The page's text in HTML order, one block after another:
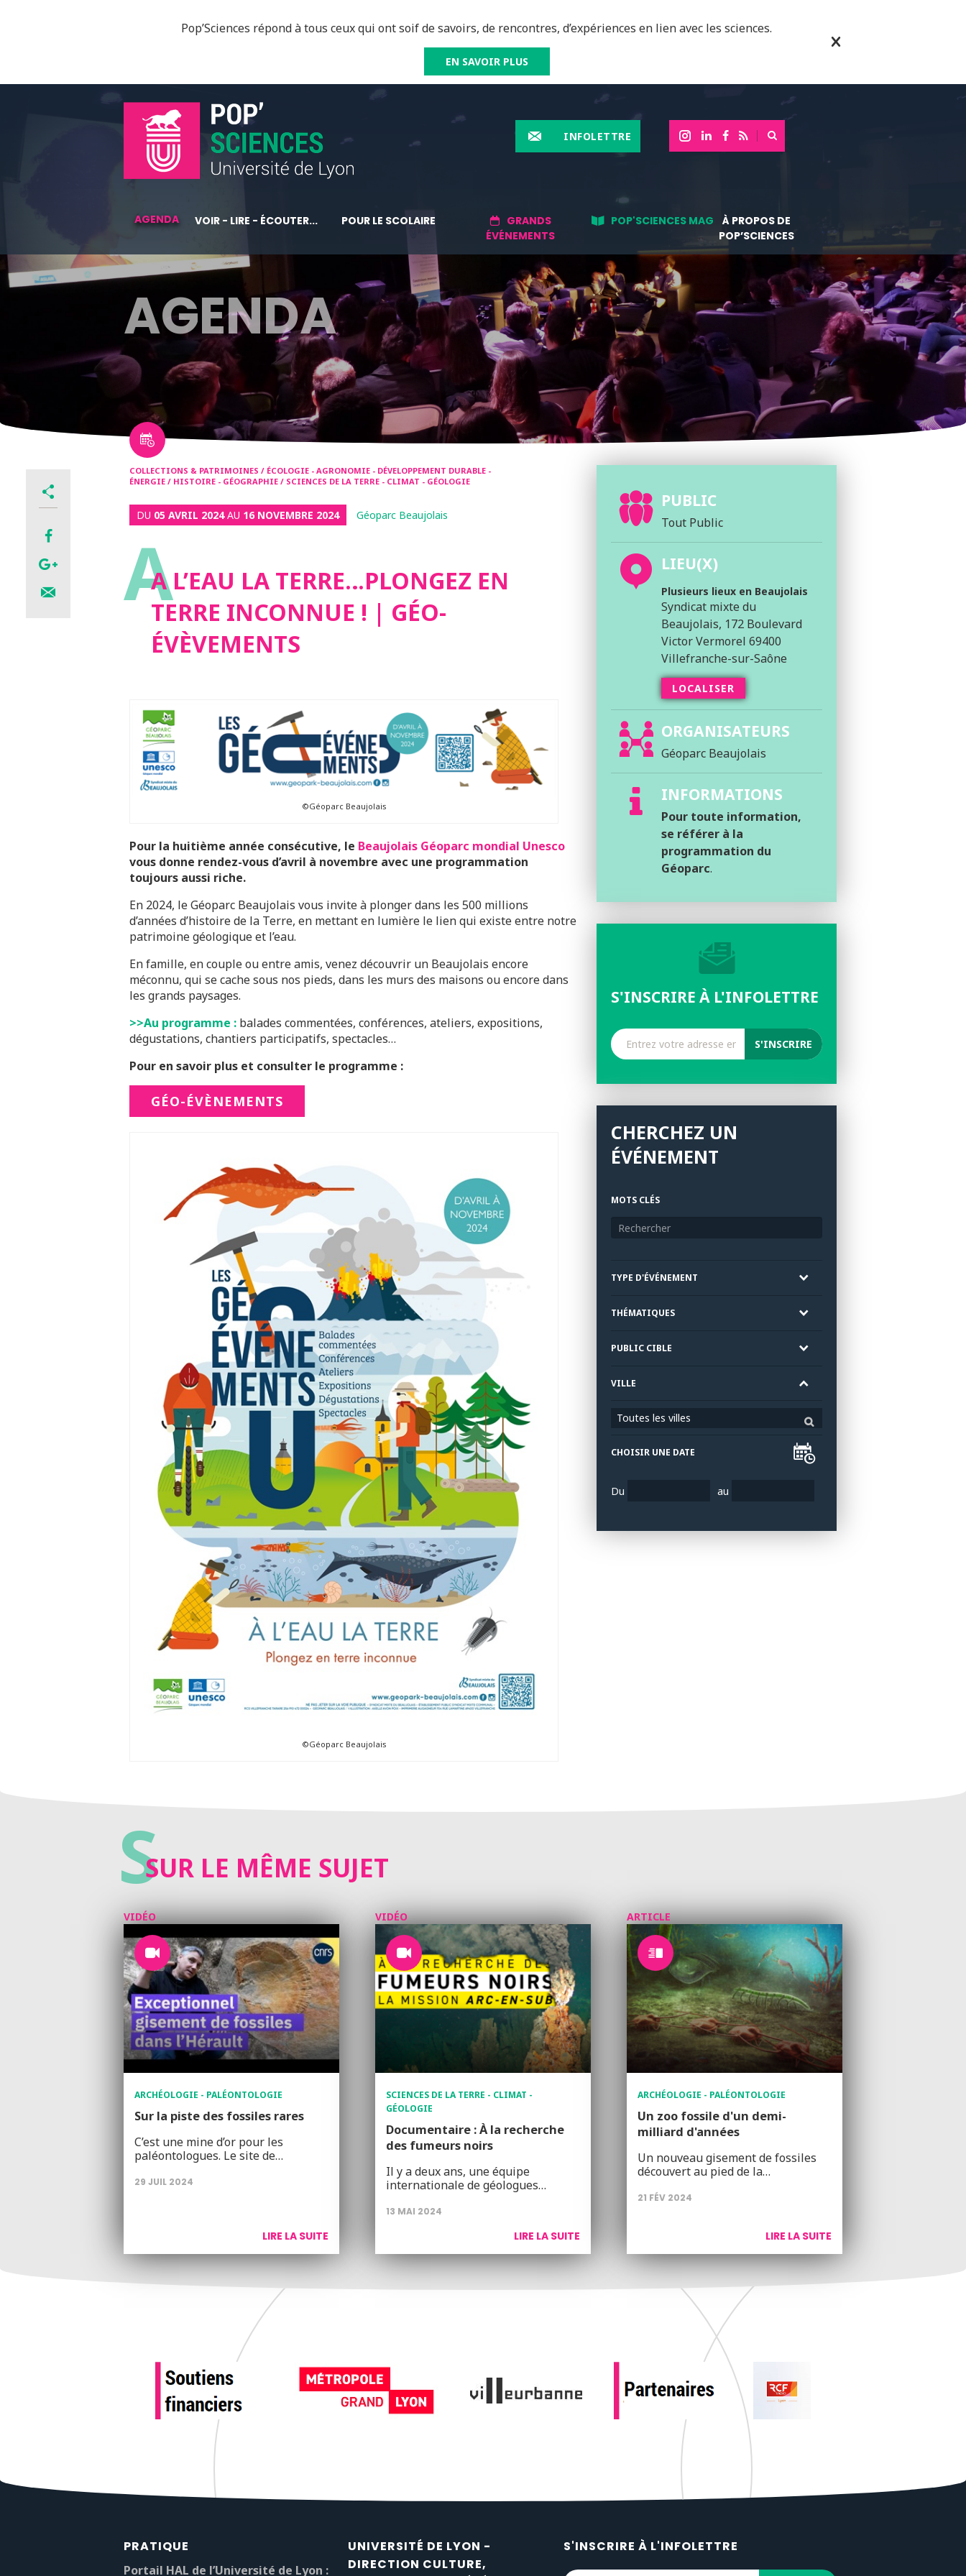
Pop’Sciences répond à tous ceux qui ont soif de savoirs, de rencontres, d’expériences en lien avec les sciences.
EN SAVOIR PLUS
INFOLETTRE
AGENDA VOIR - LIRE - ÉCOUTER... POUR LE SCOLAIRE
GRANDS
ÉVÉNEMENTS
POP'SCIENCES MAG
À PROPOS DE
POP’SCIENCES
AGENDA
COLLECTIONS & PATRIMOINES / ÉCOLOGIE - AGRONOMIE - DÉVELOPPEMENT DURABLE -
ÉNERGIE / HISTOIRE - GÉOGRAPHIE / SCIENCES DE LA TERRE - CLIMAT - GÉOLOGIE
DU 05 AVRIL 2024AU 16 NOVEMBRE 2024 Géoparc Beaujolais
AA L’EAU LA TERRE…PLONGEZ EN
TERRE INCONNUE ! | GÉO-
ÉVÈVEMENTS
©Géoparc Beaujolais
Pour la huitième année consécutive, le Beaujolais Géoparc mondial Unesco
vous donne rendez-vous d’avril à novembre avec une programmation
toujours aussi riche.
En 2024, le Géoparc Beaujolais vous invite à plonger dans les 500 millions
d’années d’histoire de la Terre, en mettant en lumière le lien qui existe entre notre
patrimoine géologique et l’eau.
En famille, en couple ou entre amis, venez découvrir un Beaujolais encore
méconnu, qui se cache sous nos pieds, dans les murs des maisons ou encore dans
les grands paysages.
>>Au programme : balades commentées, conférences, ateliers, expositions,
dégustations, chantiers participatifs, spectacles…
Pour en savoir plus et consulter le programme :
GÉO-ÉVÈNEMENTS
©Géoparc Beaujolais
PUBLIC
Tout Public
LIEU(X)
Plusieurs lieux en Beaujolais
Syndicat mixte du
Beaujolais, 172 Boulevard
Victor Vermorel 69400
Villefranche-sur-Saône
LOCALISER
ORGANISATEURS
Géoparc Beaujolais
INFORMATIONS
Pour toute information,
se référer à la
programmation du
Géoparc.
S'INSCRIRE À L'INFOLETTRE
CHERCHEZ UN
ÉVÉNEMENT
MOTS CLÉS
TYPE D'ÉVÉNEMENT
THÉMATIQUES
PUBLIC CIBLE
VILLE
Toutes les villes
CHOISIR UNE DATE
Du au
SSUR LE MÊME SUJET
VIDÉO
ARCHÉOLOGIE - PALÉONTOLOGIE
Sur la piste des fossiles rares
C’est une mine d’or pour les
paléontologues. Le site de…
29 JUIL 2024
LIRE LA SUITE
VIDÉO
SCIENCES DE LA TERRE - CLIMAT -
GÉOLOGIE
Documentaire : À la recherche
des fumeurs noirs
Il y a deux ans, une équipe
internationale de géologues…
13 MAI 2024
LIRE LA SUITE
ARTICLE
ARCHÉOLOGIE - PALÉONTOLOGIE
Un zoo fossile d'un demi-
milliard d'années
Un nouveau gisement de fossiles
découvert au pied de la…
21 FÉV 2024
LIRE LA SUITE
PRATIQUE
Portail HAL de l’Université de Lyon :
UNIVERSITÉ DE LYON -
DIRECTION CULTURE,
S'INSCRIRE À L'INFOLETTRE